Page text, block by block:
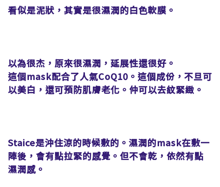
看似是泥狀，其實是很濕潤的白色軟膜。
以為很杰，原來很濕潤，延展性還很好。
這個mask配合了人氣CoQ10。這個成份，不旦可
以美白，還可預防肌膚老化。仲可以去紋緊緻。
Staice是沖住涼的時候敷的。濕潤的mask在敷一
陣後，會有點拉緊的感覺。但不會乾，依然有點
濕潤感。